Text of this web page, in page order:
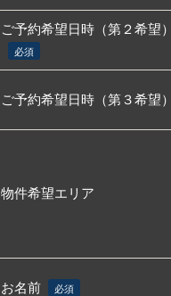
ご予約希望日時（第２希望）
必須
ご予約希望日時（第３希望）
物件希望エリア
お名前
必須